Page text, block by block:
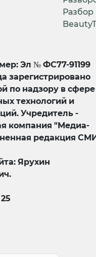
Разбор
Эл № ФС77-91199
зарегистрировано
по надзору в сфере
технологий и
Учредитель -
компания "Медиа-
редакция СМИ
Ярухин